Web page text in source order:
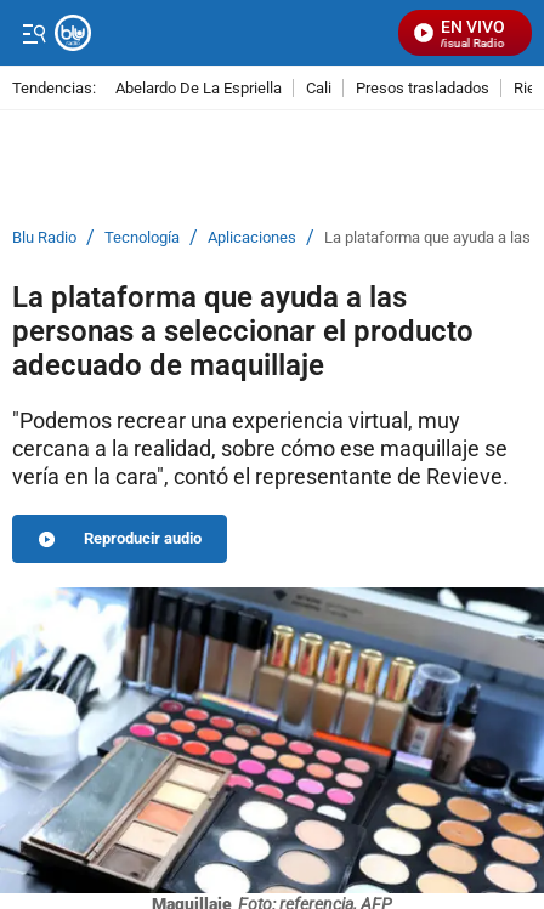
EN VIVO
Señal Visual Radio
Tendencias: Abelardo De La Espriella Cali Presos trasladados
Blu Radio / Tecnología / Aplicaciones / La plataforma que ayuda a las
La plataforma que ayuda a las
personas a seleccionar el producto
adecuado de maquillaje
"Podemos recrear una experiencia virtual, muy
cercana a la realidad, sobre cómo ese maquillaje se
vería en la cara", contó el representante de Revieve.
Reproducir audio
Maquillaje Foto: referencia, AFP